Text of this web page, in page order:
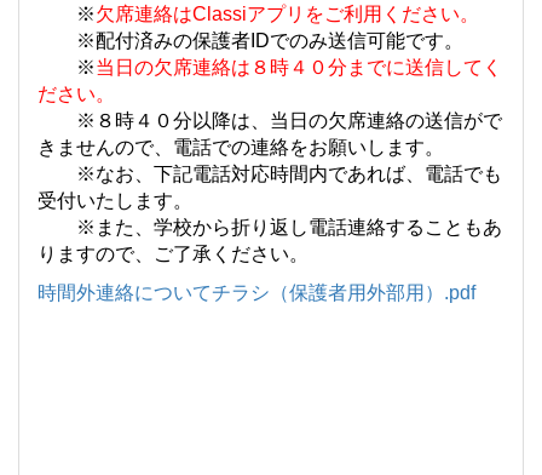
※欠席連絡はClassiアプリをご利用ください。
※配付済みの保護者IDでのみ送信可能です。
※当日の欠席連絡は８時４０分までに送信してく
ださい。
※８時４０分以降は、当日の欠席連絡の送信がで
きませんので、電話での連絡をお願いします。
※なお、下記電話対応時間内であれば、電話でも
受付いたします。
※また、学校から折り返し電話連絡することもあ
りますので、ご了承ください。
時間外連絡についてチラシ（保護者用外部用）.pdf